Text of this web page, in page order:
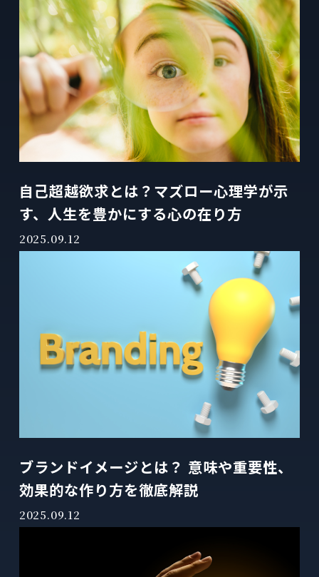
自己超越欲求とは？マズロー心理学が示
す、人生を豊かにする心の在り方
2025.09.12
ブランドイメージとは？ 意味や重要性、
効果的な作り方を徹底解説
2025.09.12